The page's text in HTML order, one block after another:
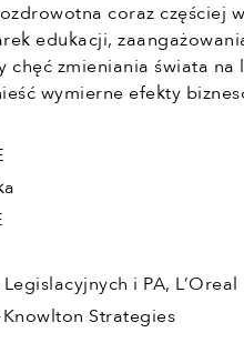
coraz częściej
edukacji,
chęć zmieniania świata na
wymierne efekty
i PA, L’Oreal
Strategies